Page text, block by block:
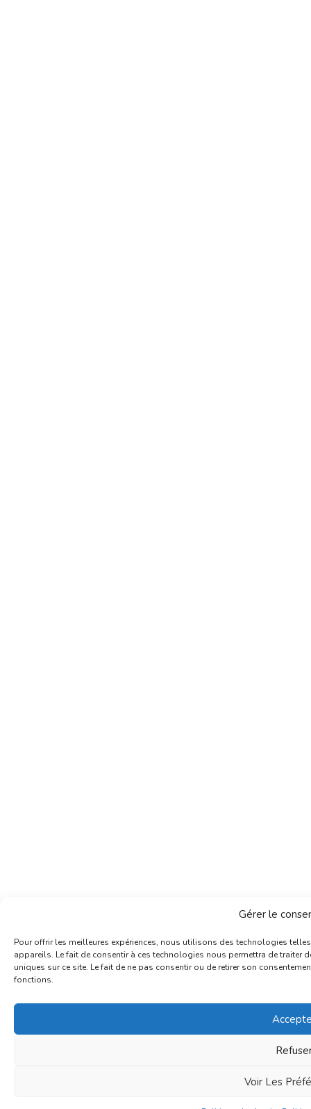
Gérer le
Pour offrir les meilleures expériences, nous utilisons des technologies
appareils. Le fait de consentir à ces technologies nous permettra de
uniques sur ce site. Le fait de ne pas consentir ou de retirer son
fonctions.
Voir Les